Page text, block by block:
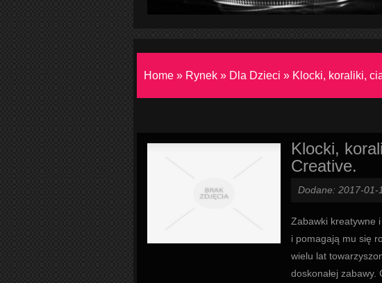
Home » Rynek » Dla Dzieci » Klocki, koraliki,
Klocki,
Creative.
Dodane: 2017-01-
Zabawki kreatywne
i pomagają mu się
wielu lat
doskonałej zabawy.